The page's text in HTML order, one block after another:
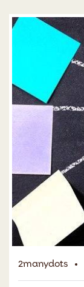
2manydots